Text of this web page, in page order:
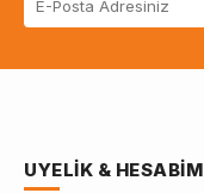
UYELIK & HESABIM